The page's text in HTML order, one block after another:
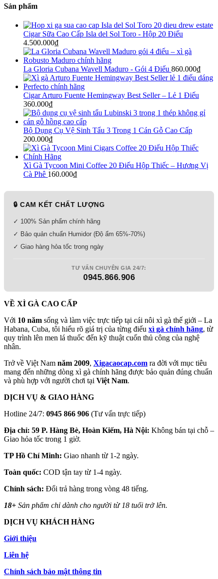
Sản phẩm
Cigar Sữa Cao Cấp Isla del Sol Toro - Hộp 20 Điếu
4.500.000₫
La Gloria Cubana Wavell Maduro - Gói 4 Điếu 860.000₫
Cigar Arturo Fuente Hemingway Best Seller – Lẻ 1 Điếu
360.000₫
Bộ Dụng Cụ Vệ Sinh Tẩu 3 Trong 1 Cán Gỗ Cao Cấp
200.000₫
Xì Gà Tycoon Mini Coffee 20 Điếu Hộp Thiếc – Hương Vị
Cà Phê 160.000₫
🔒 CAM KẾT CHẤT LƯỢNG
✓ 100% Sản phẩm chính hãng
✓ Bảo quản chuẩn Humidor (Độ ẩm 65%-70%)
✓ Giao hàng hỏa tốc trong ngày
TƯ VẤN CHUYÊN GIA 24/7:
0945.866.906
VỀ XÌ GÀ CAO CẤP
Với 10 năm sống và làm việc trực tiếp tại cái nôi xì gà thế giới – La
Habana, Cuba, tôi hiểu rõ giá trị của từng điếu xì gà chính hãng, từ
quy trình lên men lá thuốc đến kỹ thuật cuốn thủ công của nghệ
nhân.
Trở về Việt Nam năm 2009, Xigacaocap.com ra đời với mục tiêu
mang đến những dòng xì gà chính hãng được bảo quản đúng chuẩn
và phù hợp với người chơi tại Việt Nam.
DỊCH VỤ & GIAO HÀNG
Hotline 24/7: 0945 866 906 (Tư vấn trực tiếp)
Địa chỉ: 59 P. Hàng Bè, Hoàn Kiếm, Hà Nội: Không bán tại chỗ –
Giao hỏa tốc trong 1 giờ.
TP Hồ Chí Minh: Giao nhanh từ 1-2 ngày.
Toàn quốc: COD tận tay từ 1-4 ngày.
Chính sách: Đổi trả hàng trong vòng 48 tiếng.
18+ Sản phẩm chỉ dành cho người từ 18 tuổi trở lên.
DỊCH VỤ KHÁCH HÀNG
Giới thiệu
Liên hệ
Chính sách bảo mật thông tin